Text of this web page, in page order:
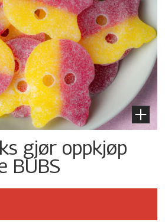
gjør oppkjøp
BUBS